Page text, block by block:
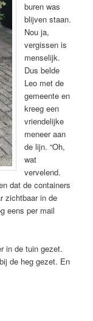
buren was
blijven staan.
Nou ja,
vergissen is
menselijk.
Dus belde
Leo met de
gemeente en
kreeg een
vriendelijke
meneer aan
de lijn. “Oh,
wat
vervelend.
dat de containers
zichtbaar in de
eens per mail
in de tuin gezet.
de heg gezet. En